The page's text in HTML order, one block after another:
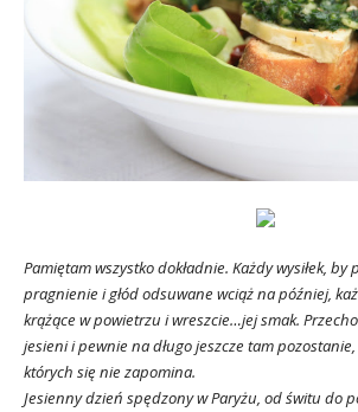
Pamiętam wszystko dokładnie. Każdy wysiłek, by
pragnienie i głód odsuwane wciąż na później,
krążące w powietrzu i wreszcie…jej smak.
jesieni i pewnie na długo jeszcze tam
których się nie zapomina.
Jesienny dzień spędzony w Paryżu, od świtu do